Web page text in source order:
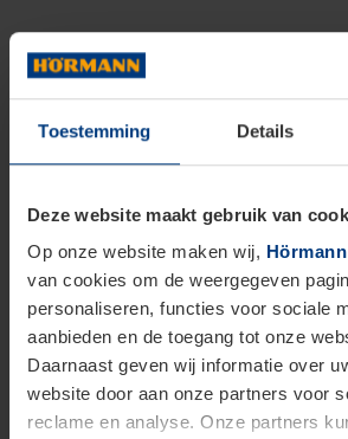
Toestemming Details
Deze website maakt gebruik van
Op onze website maken wij,
van cookies om de weergegeven
personaliseren, functies voor sociale
aanbieden en de toegang tot onze
Daarnaast geven wij informatie over
website door aan onze partners voor
reclame en analyse. Onze partners